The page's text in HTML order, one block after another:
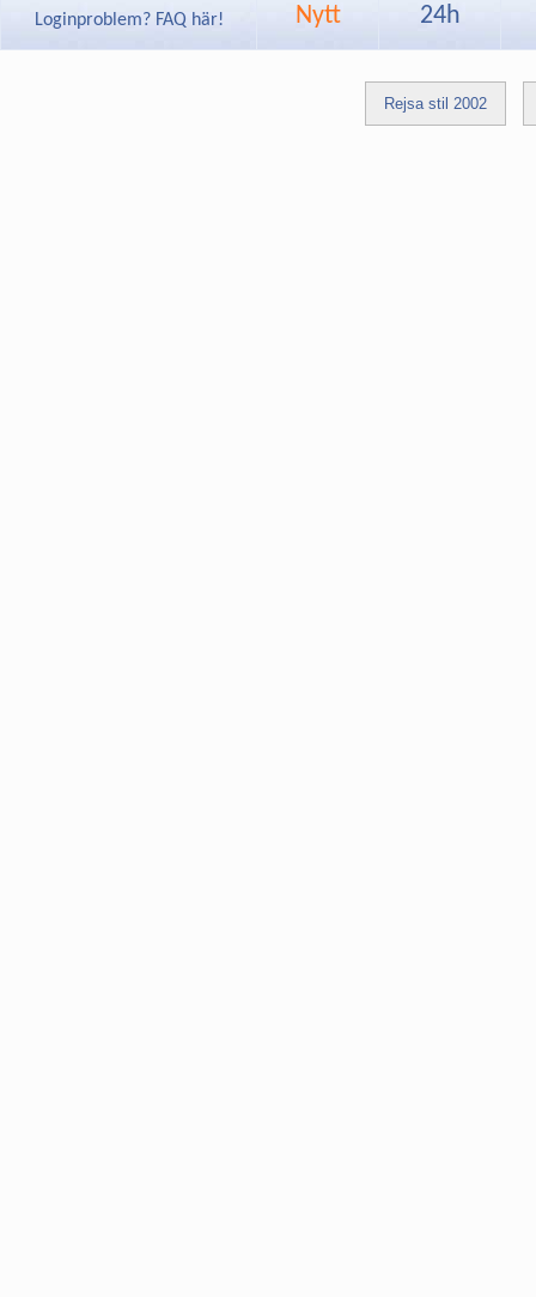
Loginproblem? FAQ här!
Nytt
24h
Rejsa stil 2002